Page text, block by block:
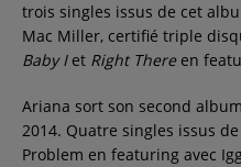
trois singles issus de cet
Mac Miller, certifié triple
Baby Iet Right Thereen
Ariana sort son second
2014. Quatre singles issus
Problem en featuring avec